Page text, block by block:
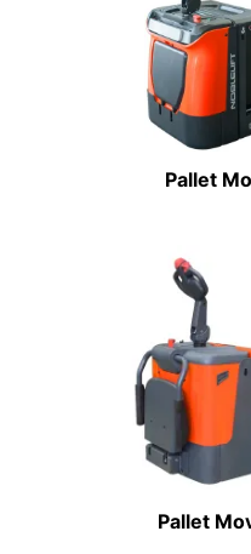
Pallet
Pallet